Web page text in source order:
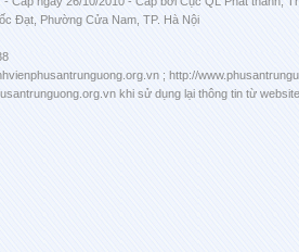
Đạt, Phường Cửa Nam, TP. Hà Nội
; http://
khi sử dụng lại thông tin từ